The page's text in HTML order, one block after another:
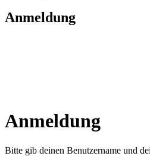
Anmeldung
Anmeldung
Bitte gib deinen Benutzername und